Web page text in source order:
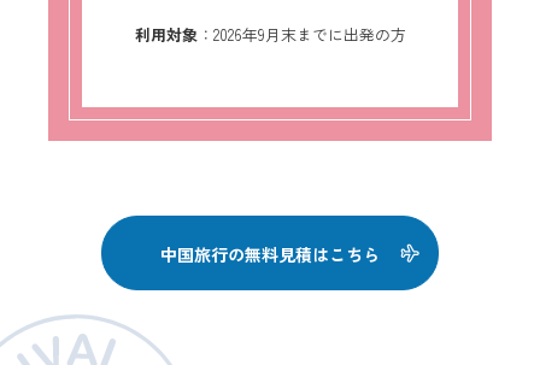
利用対象：2026年9月末までに出発の方
中国旅行の無料見積はこちら